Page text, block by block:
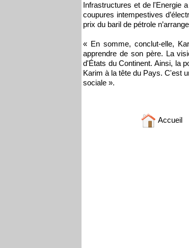
Infrastructures et de l'Energie
coupures intempestives
prix du baril de pétrole
« En somme, conclut-elle,
apprendre de son père. La
d'États du Continent. Ainsi, la
Karim à la tête du Pays. C'est
sociale ».
Accueil